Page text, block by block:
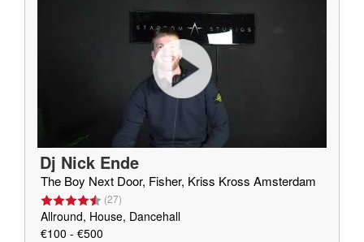
Dj Nick Ende
The Boy Next Door, Fisher, Kriss Kross Amsterdam
(27)
Allround, House, Dancehall
€100 - €500